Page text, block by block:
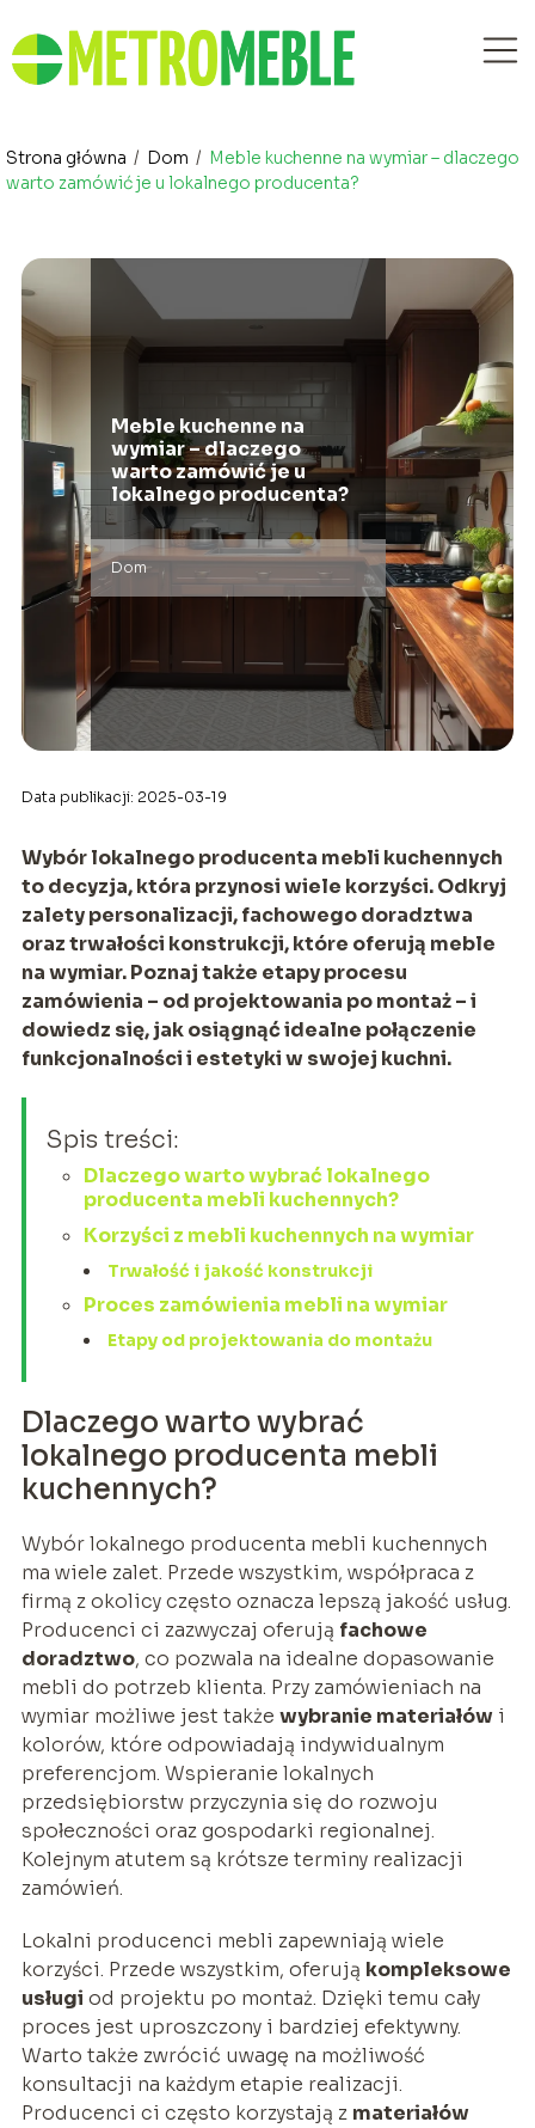
Strona główna / Dom / Meble kuchenne na wymiar – dlaczego
warto zamówić je u lokalnego producenta?
Meble kuchenne na
wymiar – dlaczego
warto zamówić je u
lokalnego producenta?
Dom
Data publikacji: 2025-03-19
Wybór lokalnego producenta mebli kuchennych
to decyzja, która przynosi wiele korzyści. Odkryj
zalety personalizacji, fachowego doradztwa
oraz trwałości konstrukcji, które oferują meble
na wymiar. Poznaj także etapy procesu
zamówienia – od projektowania po montaż – i
dowiedz się, jak osiągnąć idealne połączenie
funkcjonalności i estetyki w swojej kuchni.
Spis treści:
Dlaczego warto wybrać lokalnego
producenta mebli kuchennych?
Korzyści z mebli kuchennych na wymiar
Trwałość i jakość konstrukcji
Proces zamówienia mebli na wymiar
Etapy od projektowania do montażu
Dlaczego warto wybrać
lokalnego producenta mebli
kuchennych?
Wybór lokalnego producenta mebli kuchennych
ma wiele zalet. Przede wszystkim, współpraca z
firmą z okolicy często oznacza lepszą jakość usług.
Producenci ci zazwyczaj oferują fachowe
doradztwo, co pozwala na idealne dopasowanie
mebli do potrzeb klienta. Przy zamówieniach na
wymiar możliwe jest także wybranie materiałówi
kolorów, które odpowiadają indywidualnym
preferencjom. Wspieranie lokalnych
przedsiębiorstw przyczynia się do rozwoju
społeczności oraz gospodarki regionalnej.
Kolejnym atutem są krótsze terminy realizacji
zamówień.
Lokalni producenci mebli zapewniają wiele
korzyści. Przede wszystkim, oferują kompleksowe
usługi od projektu po montaż. Dzięki temu cały
proces jest uproszczony i bardziej efektywny.
Warto także zwrócić uwagę na możliwość
konsultacji na każdym etapie realizacji.
Producenci ci często korzystają z materiałów